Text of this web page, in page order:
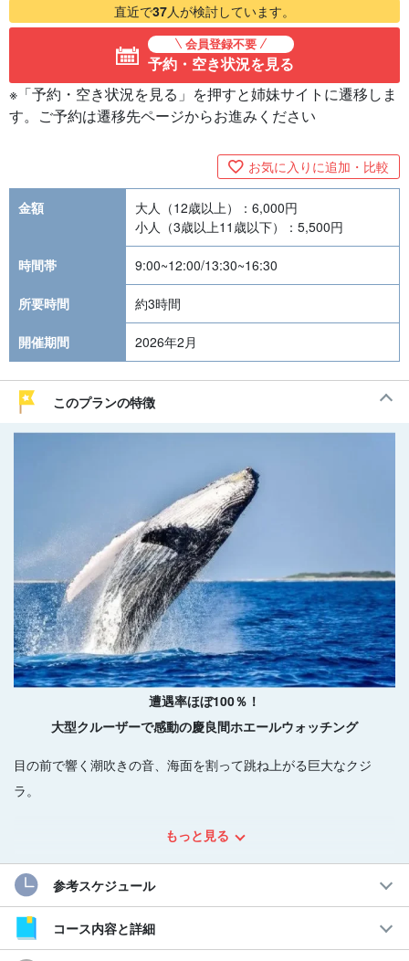
直近で37人が検討しています。
会員登録不要
予約・空き状況を見る
※「予約・空き状況を見る」を押すと姉妹サイトに遷移しま
す。ご予約は遷移先ページからお進みください
お気に入りに追加・比較
金額 大人（12歳以上）： 6,000円
小人（3歳以上11歳以下）： 5,500円
時間帯 9:00~12:00/13:30~16:30
所要時間 約3時間
開催期間 2026年2月
このプランの特徴
遭遇率ほぼ100％！
大型クルーザーで感動の慶良間ホエールウォッチング
目の前で響く潮吹きの音、海面を割って跳ね上がる巨大なクジ
ラ。
冬だけの特別なドラマ
大型クルーザーだからこそ叶う安定した視界と迫力の観察体験
で、忘れられない瞬間を体感してください。
おすすめポイント
もっと見る
参考スケジュール
コース内容と詳細